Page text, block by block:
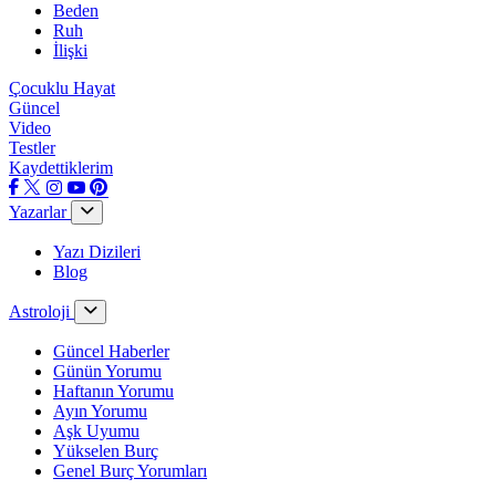
Beden
Ruh
İlişki
Çocuklu Hayat
Güncel
Video
Testler
Kaydettiklerim
Yazarlar
Yazı Dizileri
Blog
Astroloji
Güncel Haberler
Günün Yorumu
Haftanın Yorumu
Ayın Yorumu
Aşk Uyumu
Yükselen Burç
Genel Burç Yorumları